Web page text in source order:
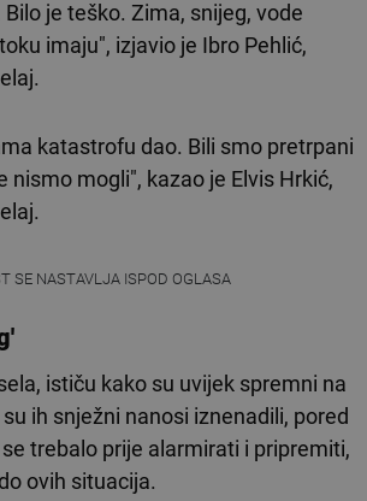
je teško. Zima, snijeg, vode
imaju", izjavio je Ibro Pehlić,
katastrofu dao. Bili smo pretrpani
nismo mogli", kazao je Elvis Hrkić,
SE NASTAVLJA ISPOD OGLASA
ističu kako su uvijek spremni na
ih snježni nanosi iznenadili, pored
trebalo prije alarmirati i pripremiti,
ovih situacija.